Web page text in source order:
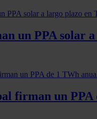
un PPA solar
firman un